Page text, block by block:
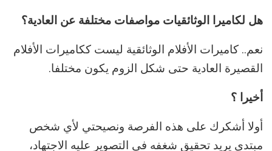
هل لكاميرا الوثائقيات مواصفات مختلفة عن العادية؟
نعم.. كاميرات الأفلام الوثائقية ليست ككاميرات الأفلام
القصيرة العادية حتى شكل الزوم يكون مختلفا.
أخيرا ؟
أولا أشكرك على هذه الفرصة ونصيحتي لأي شخص
مبتدي يريد تحقيق شغفه في التصوير عليه الاجتهاد،